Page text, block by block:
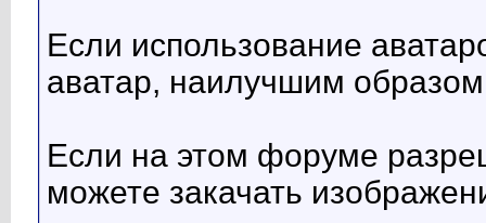
Если использование
аватар, наилучшим
Если на этом форуме
можете закачать